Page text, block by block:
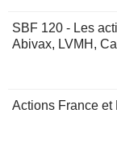
SBF 120 - Les
Abivax, LVMH,
Actions France et